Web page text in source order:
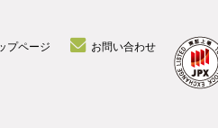
プページ お問い合わせ